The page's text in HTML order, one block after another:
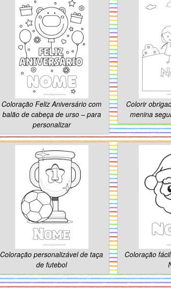
Coloração Feliz Aniversário com
balão de cabeça de urso – para
personalizar
Colorir
menina
Coloração personalizável de taça
de futebol
Coloração